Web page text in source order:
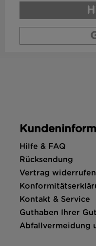
Hilfe & FAQ
Rücksendung
Vertrag widerrufen
Kontakt & Service
Guthaben Ihrer
Abfallvermeidung